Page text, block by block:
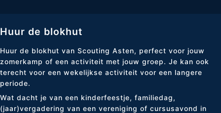
Huur de blokhut
Huur de blokhut van Scouting Asten, perfect voor jouw
zomerkamp of een activiteit met jouw groep. Je kan ook
terecht voor een wekelijkse activiteit voor een langere
periode.
Wat dacht je van een kinderfeestje, familiedag,
(jaar)vergadering van een vereniging of cursusavond in